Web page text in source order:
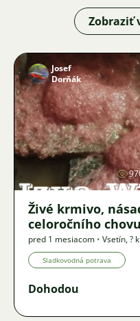
Zobraziť
Josef
Dorňák
Živé krmivo,
celoročního
Grindal, Roupice,
pred 1 mesiacom • Vsetín,?
Sladkovodná potrava
Dohodou